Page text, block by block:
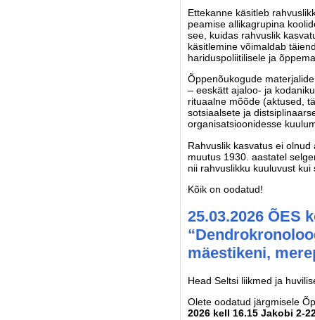
Ettekanne käsitleb
peamise allikagrupina
see, kuidas rahvuslik
käsitlemine võimaldab
hariduspoliitilisele ja
Õppenõukogude
– eeskätt ajaloo- ja
rituaalne mõõde (aktused,
sotsiaalsete ja
organisatsioonidesse
Rahvuslik kasvatus ei
muutus 1930. aastatel
nii rahvuslikku kuuluvust kui
Kõik on oodatud!
25.03.2026 ÕES
mäestikeni,
Head Seltsi liikmed ja
Olete oodatud järgmisele
2026 kell 16.15 Jakobi 2-